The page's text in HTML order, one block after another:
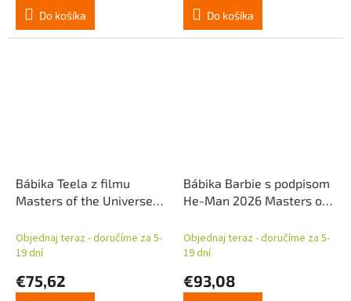
Do košíka Do košíka
Bábika Teela z filmu
Masters of the Universe
Objednaj teraz - doručíme za 5-
19 dní
€75,62
Bábika Barbie s podpisom
He-Man 2026 Masters of
Objednaj teraz - doručíme za 5-
19 dní
€93,08